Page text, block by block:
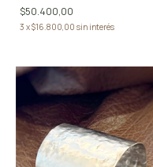
$50.400,00
3 x$16.800,00 sin interés